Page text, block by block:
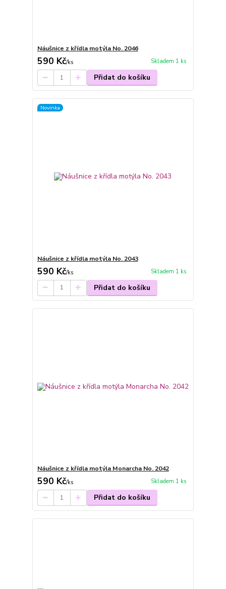
Náušnice z křídla motýla No. 2046
590 Kč/ks Skladem 1 ks
Přidat do košíku
Novinka
Náušnice z křídla motýla No. 2043
590 Kč/ks Skladem 1 ks
Přidat do košíku
Náušnice z křídla motýla Monarcha No. 2042
590 Kč/ks Skladem 1 ks
Přidat do košíku